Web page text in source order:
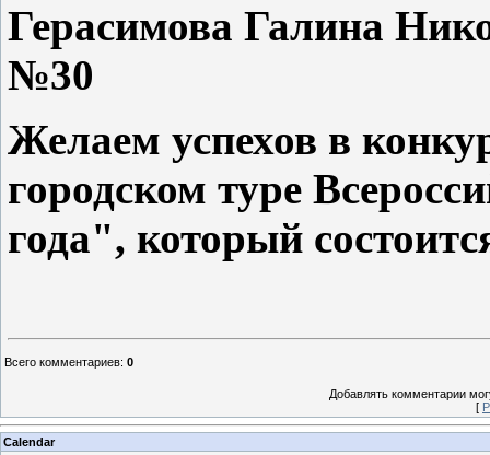
Герасимова Галина
№30
Желаем успехов в
городском туре
года", который
Всего комментариев: 0
Добавлять комментарии
[
Calendar